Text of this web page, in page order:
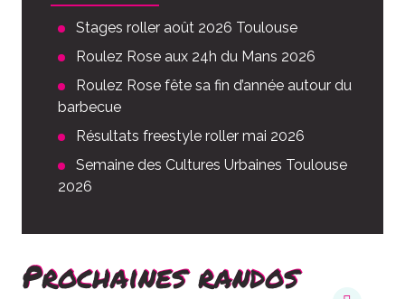
Stages roller août 2026 Toulouse
Roulez Rose aux 24h du Mans 2026
Roulez Rose fête sa fin d’année autour du
barbecue
Résultats freestyle roller mai 2026
Semaine des Cultures Urbaines Toulouse
2026
Prochaines randos